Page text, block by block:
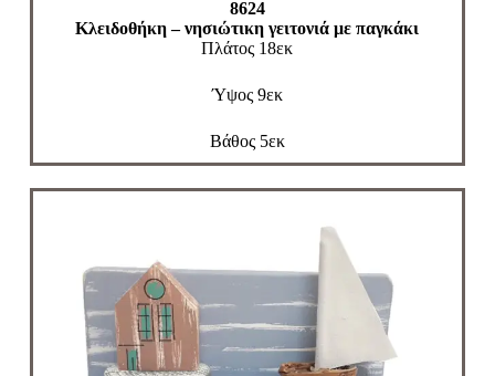
8624
Κλειδοθήκη – νησιώτικη γειτονιά με παγκάκι
Πλάτος 18εκ
Ύψος 9εκ
Βάθος 5εκ